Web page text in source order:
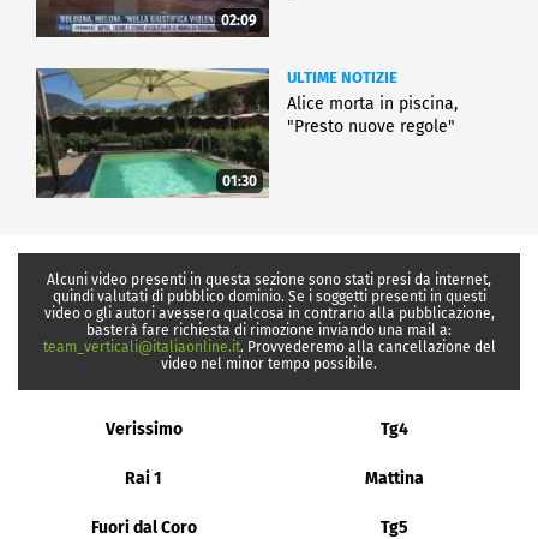
02:09
01:30
ULTIME NOTIZIE
Alice morta in piscina,
"Presto nuove regole"
Alcuni video presenti in questa sezione sono stati presi da internet,
quindi valutati di pubblico dominio. Se i soggetti presenti in questi
video o gli autori avessero qualcosa in contrario alla pubblicazione,
basterà fare richiesta di rimozione inviando una mail a:
team_verticali@italiaonline.it. Provvederemo alla cancellazione del
video nel minor tempo possibile.
Verissimo Tg4
Rai 1 Mattina
Fuori dal Coro Tg5